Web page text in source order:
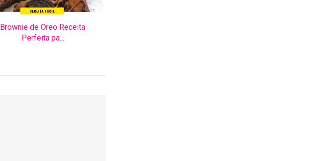
Brownie de Oreo Receita
Perfeita pa...